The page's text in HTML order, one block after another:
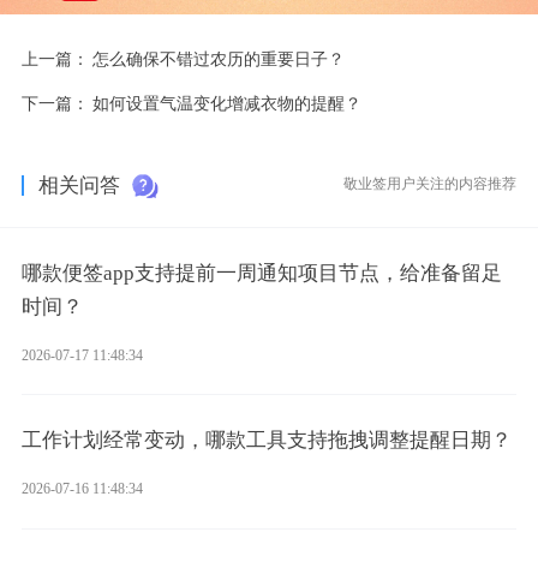
上一篇： 怎么确保不错过农历的重要日子？
下一篇： 如何设置气温变化增减衣物的提醒？
相关问答 敬业签用户关注的内容推荐
哪款便签app支持提前一周通知项目节点，给准备留足
时间？
2026-07-17 11:48:34
工作计划经常变动，哪款工具支持拖拽调整提醒日期？
2026-07-16 11:48:34